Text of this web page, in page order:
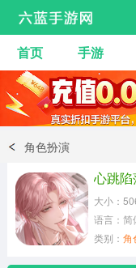
安卓手游
热门手游
动作射击
冒险解谜
体育竞技
首页 手游
角色扮演
心跳陷
大小：
语言：简
类别： 角